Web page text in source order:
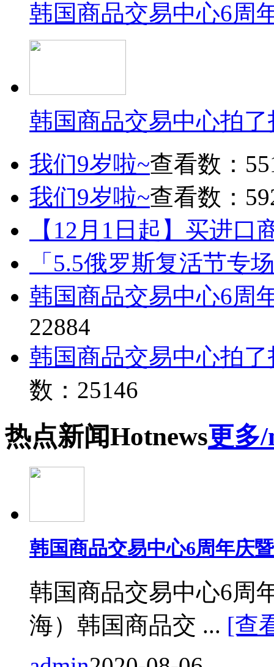
韩国商品交易中心6周
韩国商品交易中心拍
我们9岁啦~查看数：
我们9岁啦~查看数：
【12月1日起】买进口
「5.5俄罗斯复活节专
韩国商品交易中心6周
22884
韩国商品交易中心拍
数：25146
热点新闻Hotnews更多
韩国商品交易中心6周年庆
韩国商品交易中心6周
海）韩国商品交 ... [查